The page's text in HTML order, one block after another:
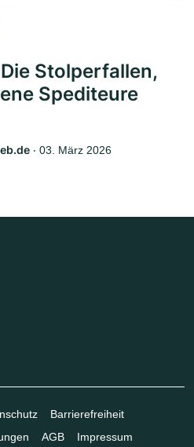
Stolperfallen,
Spediteure
‧ 03. März 2026
Barrierefreiheit
AGB Impressum